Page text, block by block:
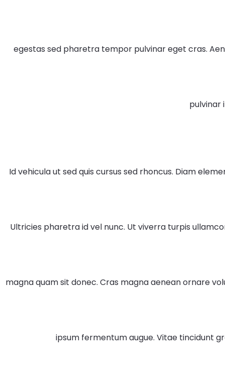
egestas sed pharetra tempor pulvinar eget cras.
pulvinar
Id vehicula ut sed quis cursus sed rhoncus. Diam
Ultricies pharetra id vel nunc. Ut viverra turpis
magna quam sit donec. Cras magna aenean ornare
ipsum fermentum augue. Vitae tincidunt